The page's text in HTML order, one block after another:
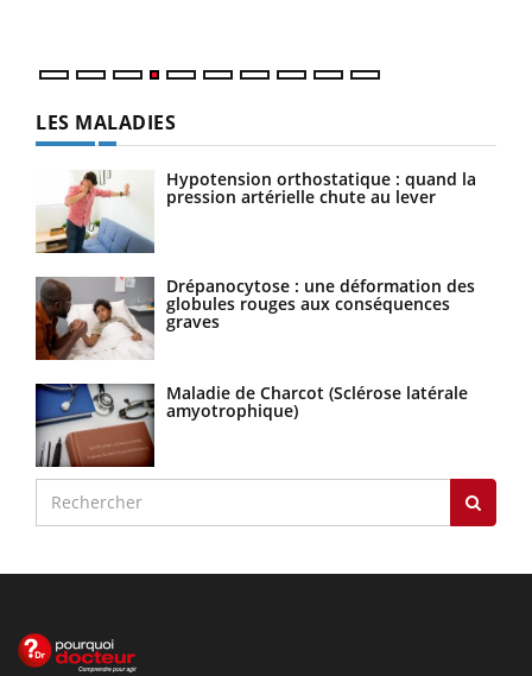
LES MALADIES
Hypotension orthostatique : quand la
pression artérielle chute au lever
Drépanocytose : une déformation des
globules rouges aux conséquences
graves
Maladie de Charcot (Sclérose latérale
amyotrophique)